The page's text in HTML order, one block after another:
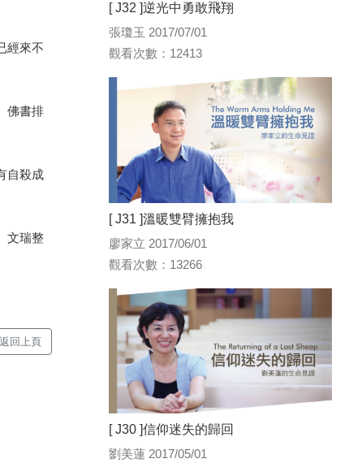
經來不
佛書排
自殺成
文瑞整
返回上頁
[ J32 ]逆光中勇敢飛翔
張瓊玉 2017/07/01
觀看次數：12413
[ J31 ]溫暖雙臂擁抱我
廖家立 2017/06/01
觀看次數：13266
[ J30 ]信仰迷失的歸回
劉美蓮 2017/05/01